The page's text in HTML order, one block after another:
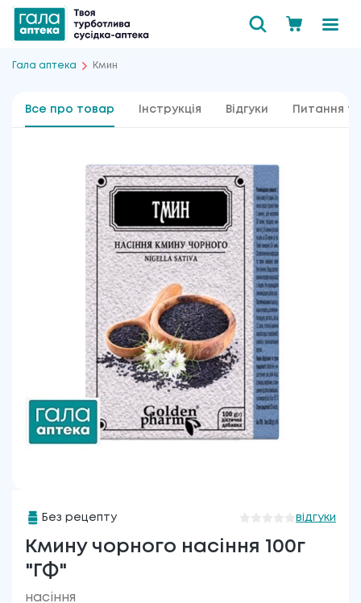
Гала аптека Кмин
Все про товар Інструкція Відгуки Питання та
Без рецепту відгуки
Кмину чорного насіння 100г
"ГФ"
насіння